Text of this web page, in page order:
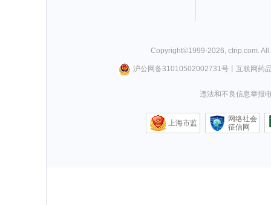
Copyright©1999-2026, ctrip.com.
沪公网备31010502002731号丨 互联网药
违法和不良信息举报
上海市监
网络社会
征信网